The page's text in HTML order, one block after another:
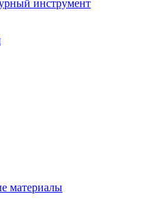
инструмент
материалы